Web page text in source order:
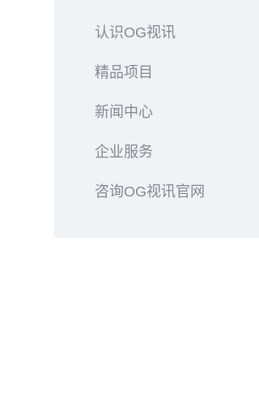
认识OG视讯
精品项目
新闻中心
企业服务
咨询OG视讯官网